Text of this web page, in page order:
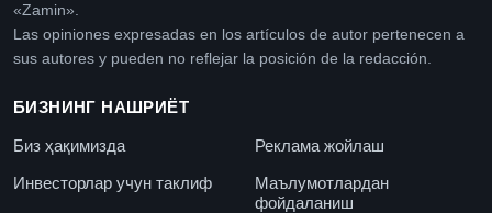
«Zamin».
Las opiniones expresadas en los artículos de autor pertenecen a
sus autores y pueden no reflejar la posición de la redacción.
БИЗНИНГ НАШРИЁТ
Биз ҳақимизда
Реклама жойлаш
Инвесторлар учун таклиф
Маълумотлардан
фойдаланиш